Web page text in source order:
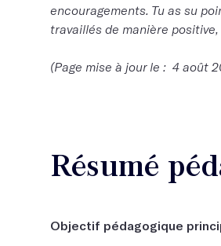
encouragements. Tu as su
travaillés de manière
(Page mise à jour le : 4 août
Résumé
Objectif pédagogique